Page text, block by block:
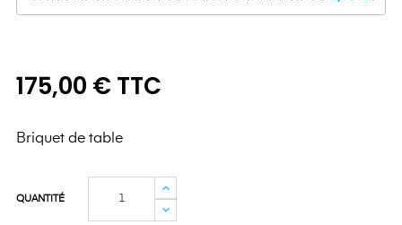
175,00 € TTC
Briquet de table
QUANTITÉ